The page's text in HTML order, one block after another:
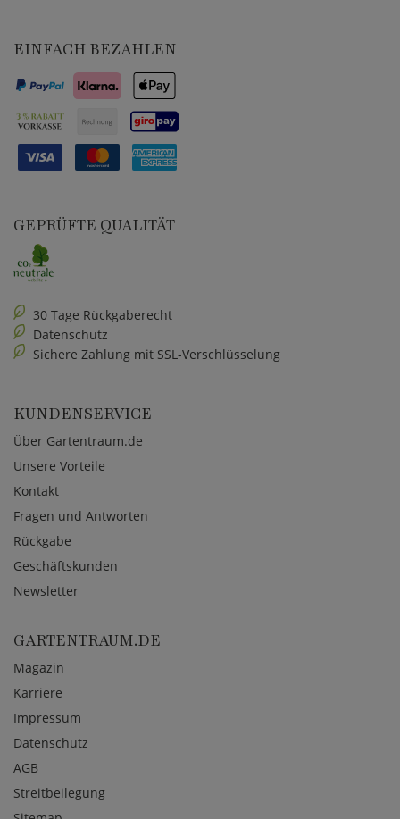
EINFACH BEZAHLEN
GEPRÜFTE QUALITÄT
30 Tage Rückgaberecht
Datenschutz
Sichere Zahlung mit SSL-Verschlüsselung
KUNDENSERVICE
Über Gartentraum.de
Unsere Vorteile
Kontakt
Fragen und Antworten
Rückgabe
Geschäftskunden
Newsletter
GARTENTRAUM.DE
Magazin
Karriere
Impressum
Datenschutz
AGB
Streitbeilegung